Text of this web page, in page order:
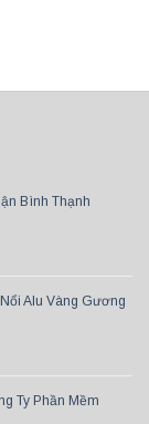
Bình Thạnh
Alu Vàng Gương
Ty Phần Mềm